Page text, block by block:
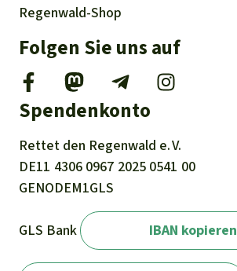
Regenwald-Shop
Folgen Sie uns auf
Spendenkonto
Rettet den Regenwald e. V.
DE11 4306 0967 2025 0541 00
GENODEM1GLS
GLS Bank IBAN kopieren